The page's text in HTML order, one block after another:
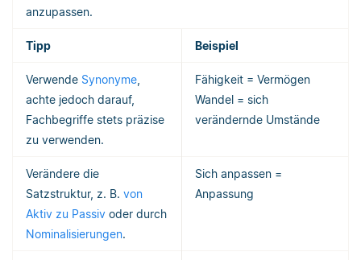
anzupassen.
Tipp Beispiel
Verwende Synonyme,
achte jedoch darauf,
Fachbegriffe stets präzise
zu verwenden.
Fähigkeit = Vermögen
Wandel = sich
verändernde Umstände
Verändere die
Satzstruktur, z. B. von
Aktiv zu Passiv oder durch
Nominalisierungen.
Sich anpassen =
Anpassung